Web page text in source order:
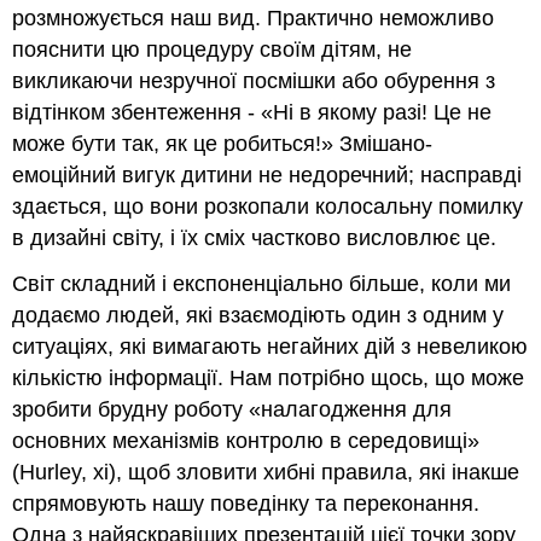
розмножується наш вид. Практично неможливо
пояснити цю процедуру своїм дітям, не
викликаючи незручної посмішки або обурення з
відтінком збентеження - «Ні в якому разі! Це не
може бути так, як це робиться!» Змішано-
емоційний вигук дитини не недоречний; насправді
здається, що вони розкопали колосальну помилку
в дизайні світу, і їх сміх частково висловлює це.
Світ складний і експоненціально більше, коли ми
додаємо людей, які взаємодіють один з одним у
ситуаціях, які вимагають негайних дій з невеликою
кількістю інформації. Нам потрібно щось, що може
зробити брудну роботу «налагодження для
основних механізмів контролю в середовищі»
(Hurley, xi), щоб зловити хибні правила, які інакше
спрямовують нашу поведінку та переконання.
Одна з найяскравіших презентацій цієї точки зору